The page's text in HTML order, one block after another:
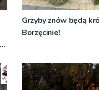
Grzyby znów będą
Borzęcinie!